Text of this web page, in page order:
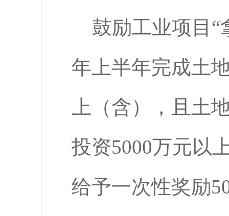
鼓励工业项目“
年上半年完成土
上（含），且土
投资5000万元以
给予一次性奖励